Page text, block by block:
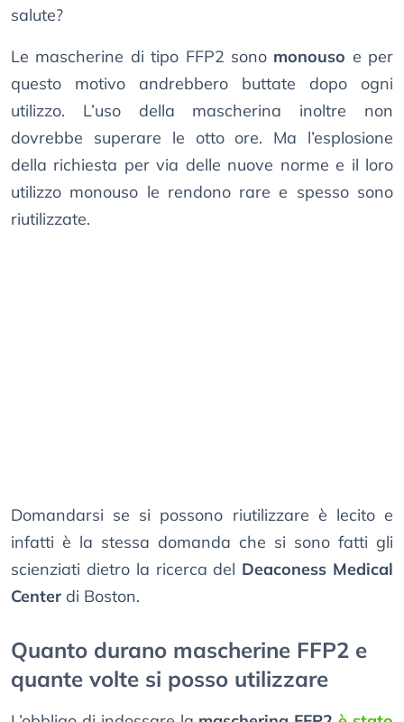
salute?
Le mascherine di tipo FFP2 sono monouso e per
questo motivo andrebbero buttate dopo ogni
utilizzo. L’uso della mascherina inoltre non
dovrebbe superare le otto ore. Ma l’esplosione
della richiesta per via delle nuove norme e il loro
utilizzo monouso le rendono rare e spesso sono
riutilizzate.
Domandarsi se si possono riutilizzare è lecito e
infatti è la stessa domanda che si sono fatti gli
scienziati dietro la ricerca del Deaconess Medical
Center di Boston.
Quanto durano mascherine FFP2 e
quante volte si posso utilizzare